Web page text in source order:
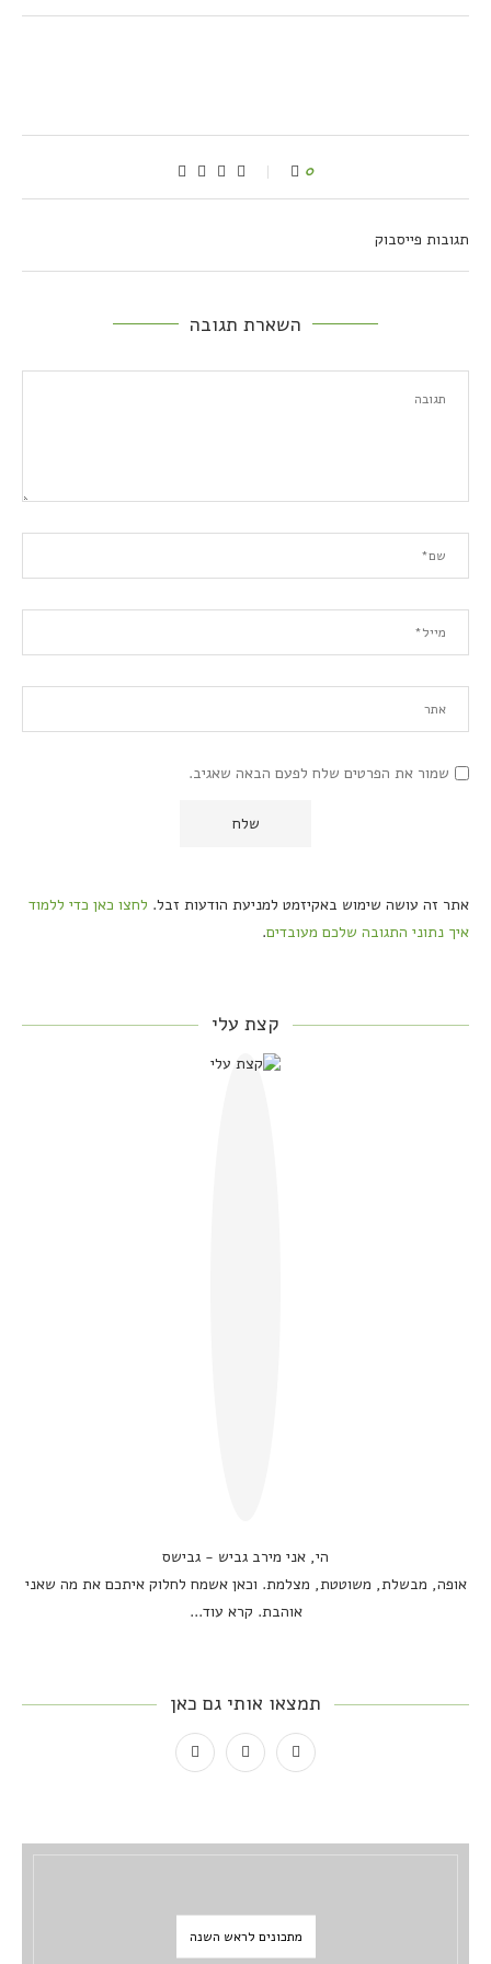
0
תגובות פייסבוק
השארת תגובה
שמור את הפרטים שלח לפעם הבאה שאגיב.
אתר זה עושה שימוש באקיזמט למניעת הודעות זבל. לחצו כאן כדי ללמוד
איך נתוני התגובה שלכם מעובדים.
קצת עלי
הי, אני מירב גביש - גבישס
אופה, מבשלת, משוטטת, מצלמת. וכאן אשמח לחלוק איתכם את מה שאני
אוהבת. קרא עוד...
תמצאו אותי גם כאן
מתכונים לראש השנה